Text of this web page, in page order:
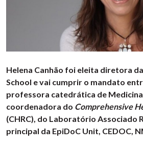
Helena Canhão foi eleita diretora
School e vai cumprir o mandato
professora catedrática de
coordenadora do Comprehensive
(CHRC), do Laboratório Associado
principal da EpiDoC Unit, CEDOC,